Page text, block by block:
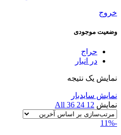
خروج
وضعیت موجودی
حراج
در انبار
نمایش یک نتیجه
نمایش سایدبار
نمایش 12
24
36
All
-11%